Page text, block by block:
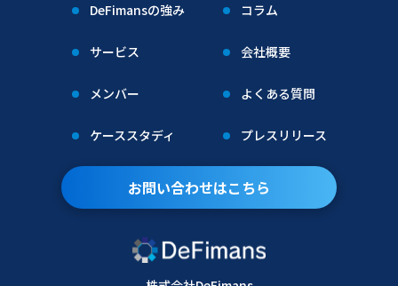
DeFimansの強み コラム
サービス 会社概要
メンバー よくある質問
ケーススタディ プレスリリース
お問い合わせはこちら